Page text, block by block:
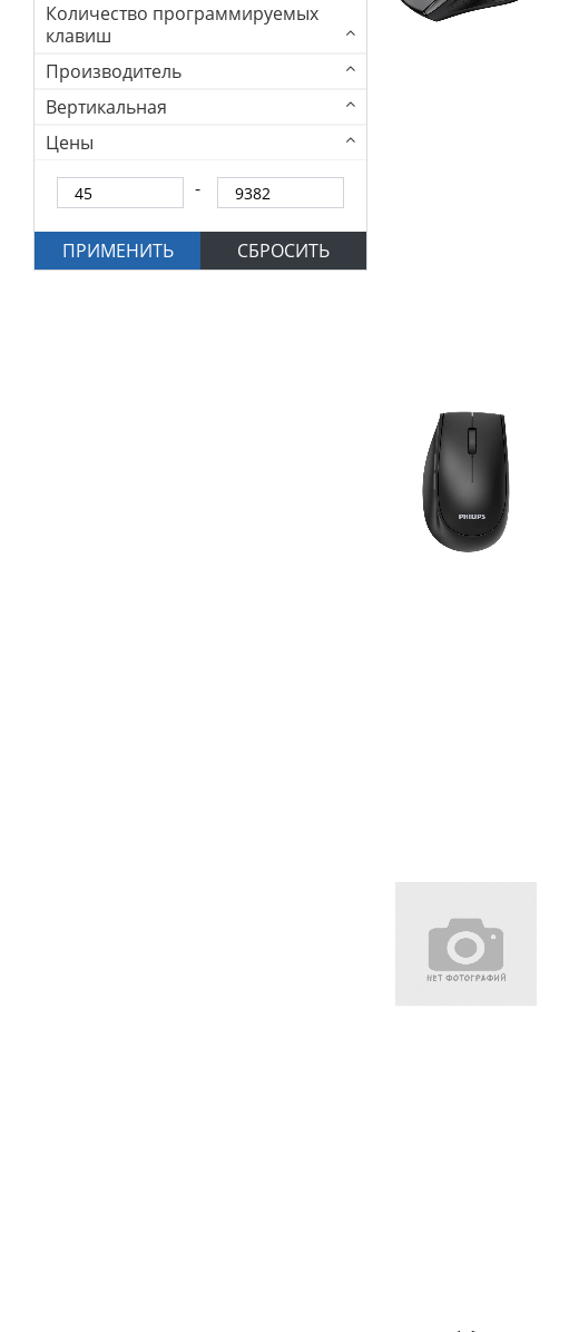
Количество программируемых
клавиш
Производитель
Вертикальная
Цены
ПРИМЕНИТЬ СБРОСИТЬ